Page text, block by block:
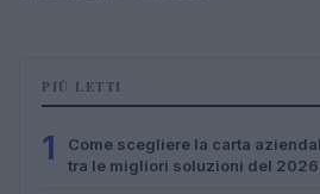
PIÙ LETTI
1
Come scegliere la carta
tra le migliori soluzioni del 2026